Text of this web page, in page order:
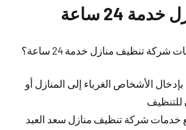
24 ساعة
تنظيف منازل خدمة 24 ساعة؟
الأشخاص الغرباء إلى المنازل أو
للتنظيف
خدمات شركة تنظيف منازل سعد العبد